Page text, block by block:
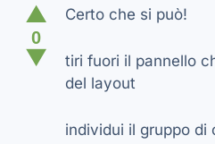
▲
0
▼
Certo che si può!
tiri fuori il pannello
del layout
individui il gruppo di